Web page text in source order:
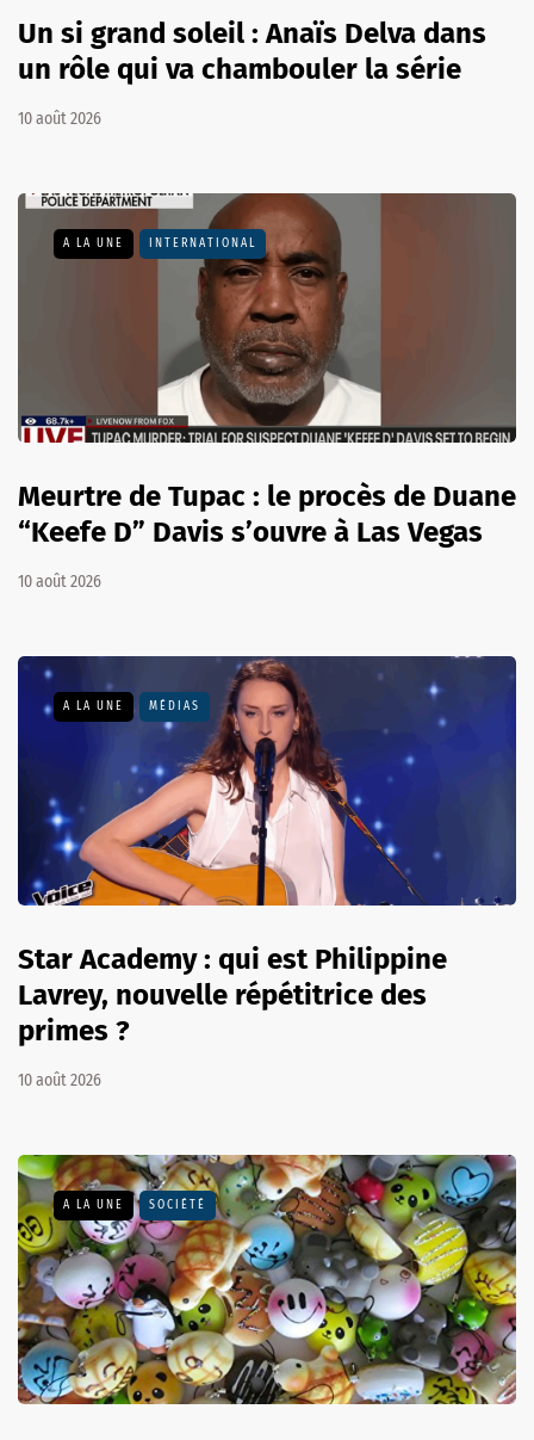
Un si grand soleil : Anaïs Delva dans
un rôle qui va chambouler la série
10 août 2026
A LA UNE INTERNATIONAL
Meurtre de Tupac : le procès de Duane
“Keefe D” Davis s’ouvre à Las Vegas
10 août 2026
A LA UNE MÉDIAS
Star Academy : qui est Philippine
Lavrey, nouvelle répétitrice des
primes ?
10 août 2026
A LA UNE SOCIÉTÉ